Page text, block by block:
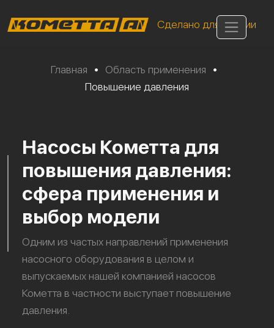
Сделано для России
Главная • Область применения
•
Повышение давления
Насосы Кометта для
повышения давления:
сфера применения и
выбор модели
Одним из частых направлений применения
насосного оборудования в целом и
выпускаемых нашей компанией насосов
Кометта в частности выступает повышение
давления.